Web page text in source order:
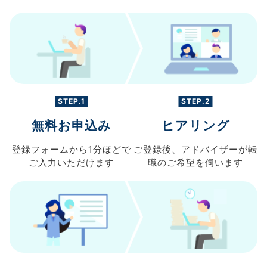
STEP.1
無料お申込み
登録フォームから 1分ほどで
ご入力 いただけます
STEP.2
ヒアリング
ご登録後、 アドバイザーが転
職のご希望を伺います